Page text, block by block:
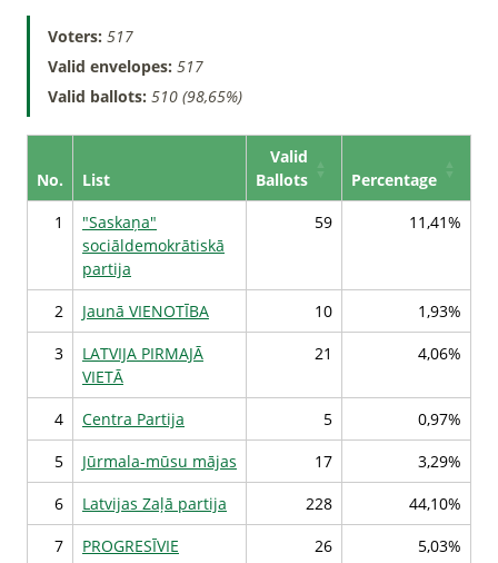
Voters: 517
Valid envelopes: 517
Valid ballots: 510 (98,65%)
No. List
Valid
Ballots
Percentage
1
"Saskaņa"
sociāldemokrātiskā
partija
59 11,41%
2 Jaunā VIENOTĪBA 10
1,93%
3
LATVIJA PIRMAJĀ
VIETĀ
21 4,06%
4 Centra Partija 5
0,97%
5
Jūrmala-mūsu mājas 17
3,29%
6
Latvijas Zaļā partija 228
44,10%
7
PROGRESĪVIE 26
5,03%